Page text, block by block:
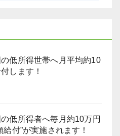
の低所得世帯へ月平均約10
します！
の低所得者へ毎月約10万円
給付”が実施されます！